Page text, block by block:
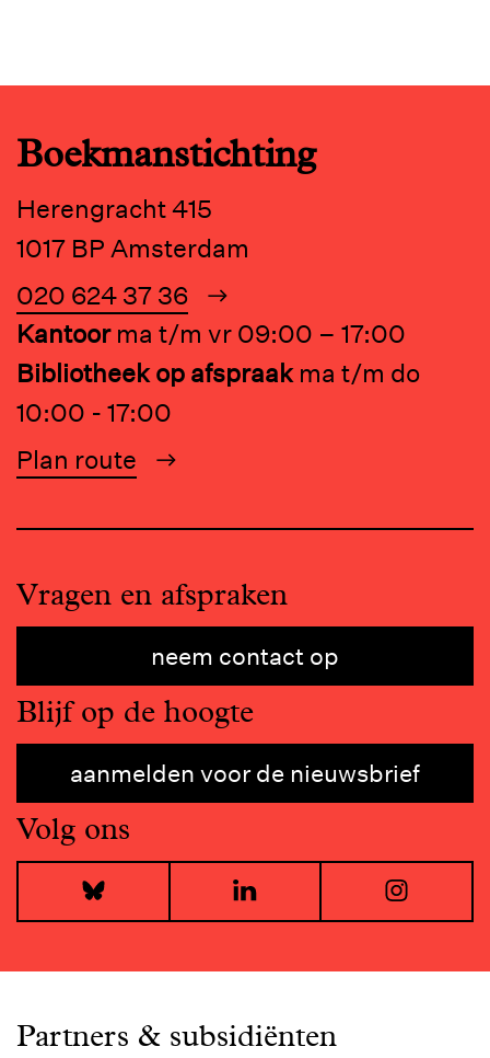
Boekmanstichting
Herengracht 415
1017 BP Amsterdam
020 624 37 36
Kantoor ma t/m vr 09:00 – 17:00
Bibliotheek op afspraak ma t/m do
10:00 - 17:00
Plan route
Vragen en afspraken
neem contact op
Blijf op de hoogte
aanmelden voor de nieuwsbrief
Volg ons
Bluesky LinkedIn
Partners & subsidiënten